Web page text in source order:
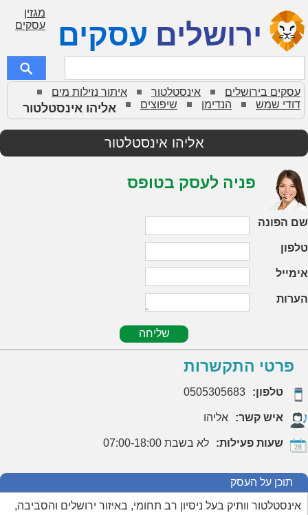
ירושלים עסקים
מגזין
עסקים
עסקים בירושלים אינסטלטור
איתור נזילות מים
דודי שמש
הנדימן שיפוצים אליהו אינסטלטור
אליהו אינסטלטור
פניה לעסק בטופס
שם הפונה
טלפון
אימייל
הערות
שליחה
פרטי התקשרות
טלפון: 0505305683
איש קשר: אליהו
שעות פעילות: 07:00-18:00 לא בשבת
תוכן על העסק
אינסטלטור וותיק בעל ניסיון רב תחומי, באיזור ירושלים והסביבה,